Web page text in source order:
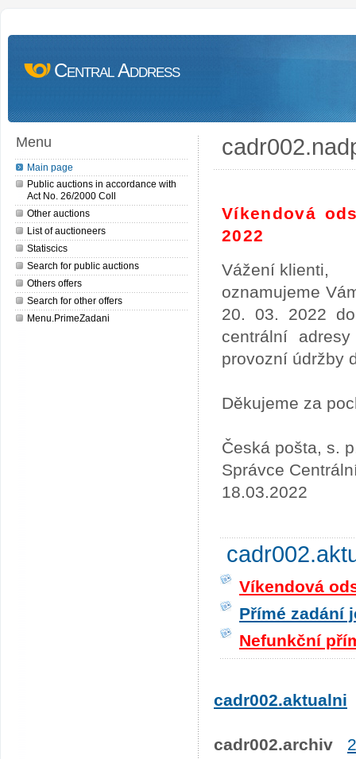
Central Address
Menu
Main page
Public auctions in accordance with
Act No. 26/2000 Coll
Other auctions
List of auctioneers
Statiscics
Search for public auctions
Others offers
Search for other offers
Menu.PrimeZadani
Víkendová
2022
Vážení klienti,
oznamujeme
20. 03. 2022
centrální
provozní údržby
Děkujeme za
Česká pošta, s.
Správce
18.03.2022
Víkendová
Přímé zadání
Nefunkční
cadr002.aktualni
cadr002.archiv